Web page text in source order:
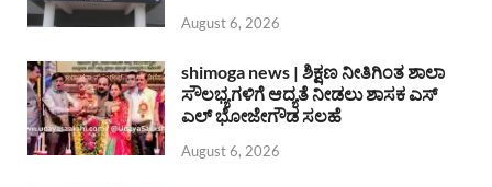
August 6, 2026
shimoga news | ಶಿಕ್ಷಣ ನೀತಿಗಿಂತ ಶಾಲಾ
ಸೌಲಭ್ಯಗಳಿಗೆ ಆದ್ಯತೆ ನೀಡಲು ಶಾಸಕ ಎಸ್
ಎಲ್ ಭೋಜೇಗೌಡ ಸಲಹೆ
August 6, 2026